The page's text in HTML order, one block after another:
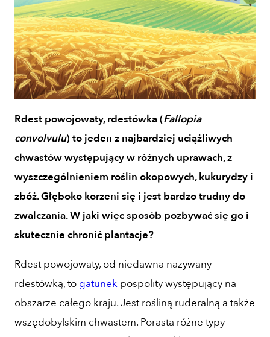
Rdest powojowaty, rdestówka (Fallopia
convolvulu) to jeden z najbardziej uciążliwych
chwastów występujący w różnych uprawach, z
wyszczególnieniem roślin okopowych, kukurydzy i
zbóż. Głęboko korzeni się i jest bardzo trudny do
zwalczania. W jaki więc sposób pozbywać się go i
skutecznie chronić plantacje?
Rdest powojowaty, od niedawna nazywany
rdestówką, to gatunek pospolity występujący na
obszarze całego kraju. Jest rośliną ruderalną a także
wszędobylskim chwastem. Porasta różne typy